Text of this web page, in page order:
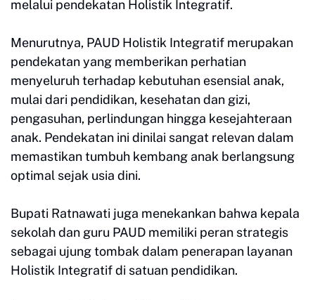
melalui pendekatan Holistik Integratif.
Menurutnya, PAUD Holistik Integratif merupakan
pendekatan yang memberikan perhatian
menyeluruh terhadap kebutuhan esensial anak,
mulai dari pendidikan, kesehatan dan gizi,
pengasuhan, perlindungan hingga kesejahteraan
anak. Pendekatan ini dinilai sangat relevan dalam
memastikan tumbuh kembang anak berlangsung
optimal sejak usia dini.
Bupati Ratnawati juga menekankan bahwa kepala
sekolah dan guru PAUD memiliki peran strategis
sebagai ujung tombak dalam penerapan layanan
Holistik Integratif di satuan pendidikan.